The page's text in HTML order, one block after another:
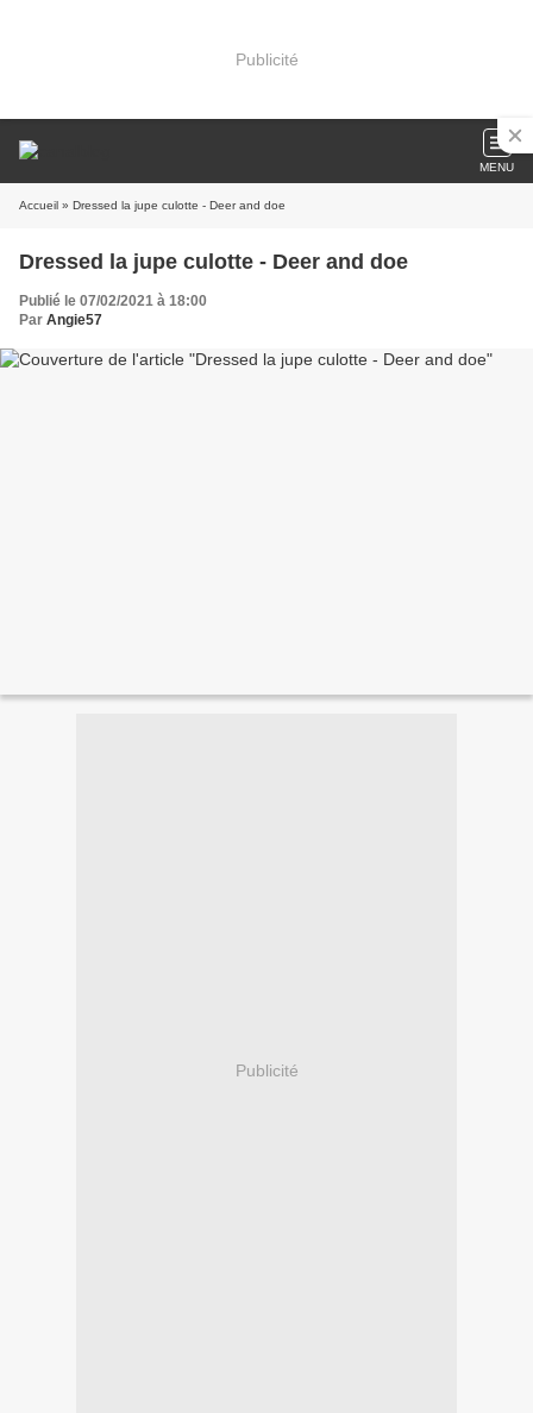
Publicité
MENU
Accueil » Dressed la jupe culotte - Deer and doe
Dressed la jupe culotte - Deer and doe
Publié le 07/02/2021 à 18:00
Par Angie57
Publicité